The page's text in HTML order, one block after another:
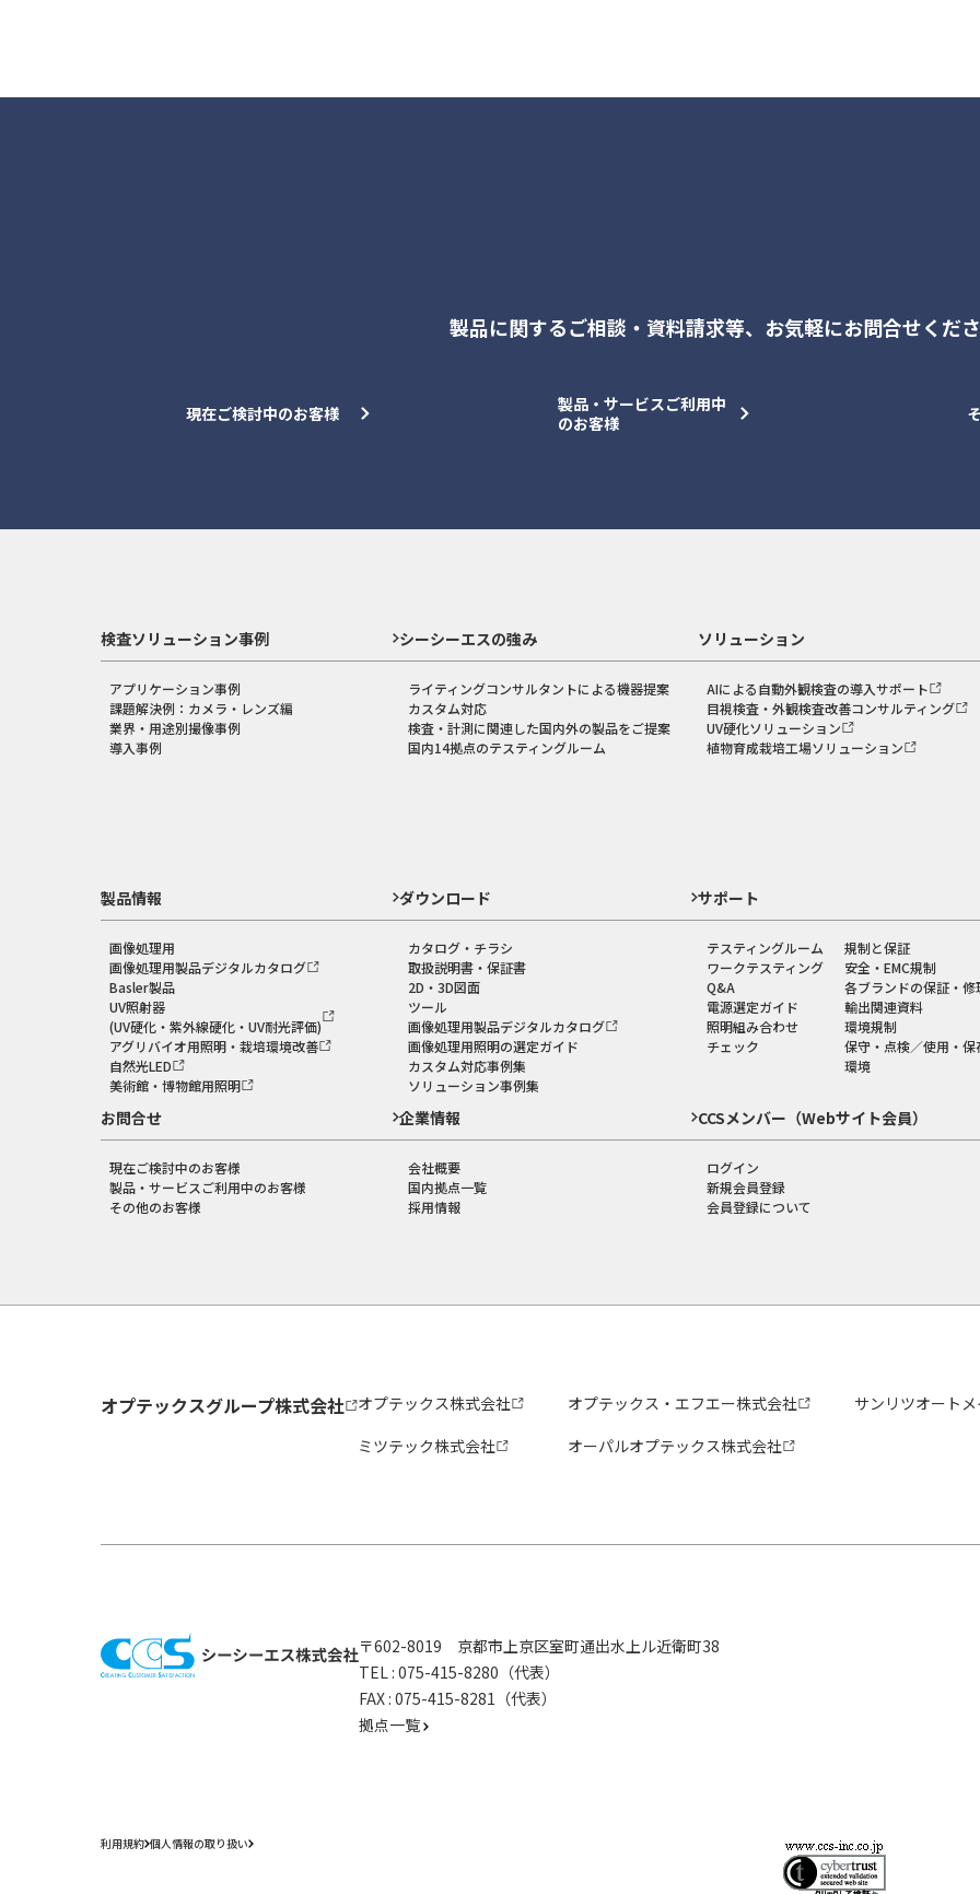
製品に関するご相談・資料請求等、 お気軽にお問合せくださ
現在ご検討中のお客様
製品・サービスご利用中
のお客様
検査ソリューション事例
アプリケーション事例
課題解決例：カメラ・レンズ編
業界・用途別撮像事例
導入事例
シーシーエスの強み
ライティングコンサルタントによる機器提案
カスタム対応
検査・計測に関連した国内外の製品をご提案
国内14拠点のテスティングルーム
ソリューション
AIによる自動外観検査の導入サポート
目視検査・外観検査改善コンサルティング
UV硬化ソリューション
植物育成栽培工場ソリューション
製品情報
画像処理用
画像処理用製品デジタルカタログ
Basler製品
UV照射器
(UV硬化・紫外線硬化・UV耐光評価)
アグリバイオ用照明・栽培環境改善
自然光LED
美術館・博物館用照明
ダウンロード
カタログ・チラシ
取扱説明書・保証書
2D・3D図面
ツール
画像処理用製品デジタルカタログ
画像処理用照明の選定ガイド
カスタム対応事例集
ソリューション事例集
サポート
テスティングルーム
ワークテスティング
Q&A
電源選定ガイド
照明組み合わせ
チェック
規制と保証
安全・EMC規制
各ブランドの保証・修
輸出関連資料
環境規制
保守・点検／使用・保
環境
お問合せ
現在ご検討中のお客様
製品・サービスご利用中のお客様
その他のお客様
企業情報
会社概要
国内拠点一覧
採用情報
CCSメンバー（Webサイト会員）
ログイン
新規会員登録
会員登録について
オプテックスグループ株式会社 オプテックス株式会社 オプテックス・エフエー株式会社
サンリツオート
ミツテック株式会社
オーパルオプテックス株式会社
〒602-8019 京都市上京区室町通出水上ル近衛町38
TEL : 075-415-8280（代表）
FAX : 075-415-8281（代表）
拠点一覧
利用規約 個人情報の取り扱い